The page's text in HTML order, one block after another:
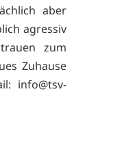
aber
agressiv
zum
Zuhause
info@tsv-